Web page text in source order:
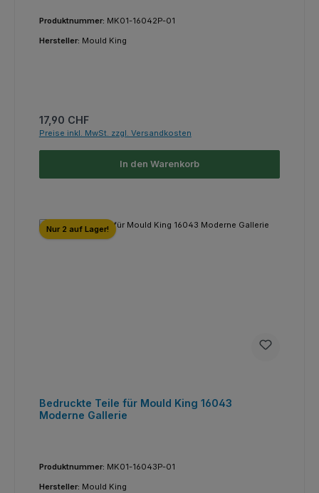
Produktnummer: MK01-16042P-01
Hersteller: Mould King
Regulärer Preis:
17,90 CHF
Preise inkl. MwSt. zzgl. Versandkosten
In den Warenkorb
Nur 2 auf Lager!
Bedruckte Teile für Mould King 16043
Moderne Gallerie
Produktnummer: MK01-16043P-01
Hersteller: Mould King